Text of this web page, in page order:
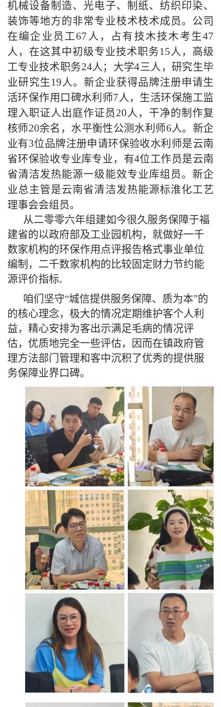
机械设备制造、光电子、制纸、纺织印染、
装饰等地方的非常专业枝术枝术成员。公司
在编企业员工67人，占有技木技木考生47
人，在这其中初级专业技术职务15人，高级
工专业技术职务24人；大学4三人，研究生毕
业研究生19人。新企业获得品牌注册申请生
活环保作用口碑水利师7人，生活环保施工监
理入职证人出庭作证员20人，干净的制作复
核师20余名，水平衡性公测水利师6人。新企
业有3位品牌注册申请环保验收水利师是云南
省环保验收专业库专业，有4位工作员是云南
省清洁发热能源一级能效专业库组员。新企
业总主管是云南省清洁发热能源标淮化工艺
理事会会组员。
从二零零六年组建如今很久服务保障于福
建省的以政府部及工业园机构，就做好一千
数家机构的环保作用点评报告格式事业单位
编制，二千数家机构的比较固定财力节约能
源评价指标。
咱们坚守“城信提供服务保障、质为本”的
的核心理念，极大的情况定期维护客个人利
益，精心安排为客出示满足毛病的情况评
估，优质地完全一些评估，因而在镇政府管
理方法部门管理和客中沉积了优秀的提供服
务保障业界口碑。